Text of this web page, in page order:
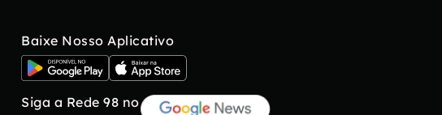
Baixe Nosso Aplicativo
Siga a Rede 98 no